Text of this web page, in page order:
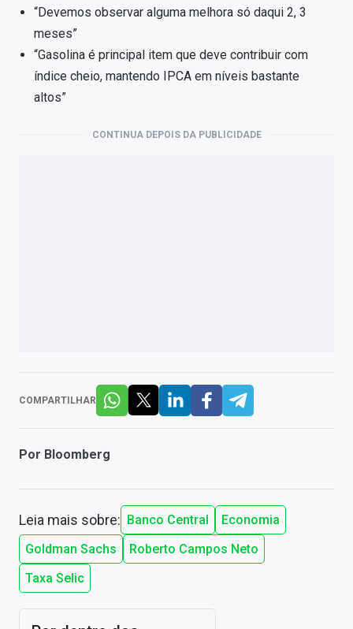
“Devemos observar alguma melhora só daqui 2, 3
meses”
“Gasolina é principal item que deve contribuir com
índice cheio, mantendo IPCA em níveis bastante
altos”
CONTINUA DEPOIS DA PUBLICIDADE
COMPARTILHAR
Por Bloomberg
Leia mais sobre: Banco Central
Economia
Goldman Sachs
Roberto Campos Neto
Taxa Selic